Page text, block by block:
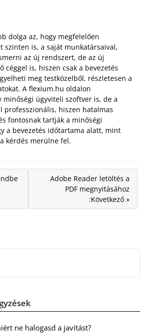
dolga az, hogy megfelelően
szinten is, a saját munkatársaival,
az új rendszert, de az új
céggel is, hiszen csak a bevezetés
meg testközelből, részletesen a
A flexium.hu oldalon
minőségi ügyviteli szoftver is, de a
professzionális, hiszen hatalmas
fontosnak tartják a minőségi
a bevezetés időtartama alatt, mint
kérdés merülne fel.
Adobe Reader letöltés a
PDF megnyitásához
:Következő »
ne halogasd a javítást?